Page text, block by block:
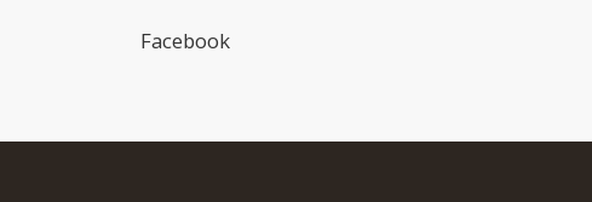
Facebook